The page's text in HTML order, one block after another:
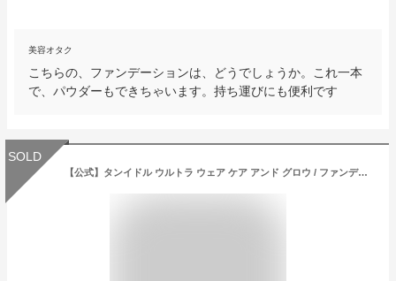
美容オタク
こちらの、ファンデーションは、どうでしょうか。これ一本
で、パウダーもできちゃいます。持ち運びにも便利です
SOLD
【公式】タンイドル ウルトラ ウェア ケア アンド グロウ / ファンデーション / ランコム lancome 正規品 リキッドファンデーション ツヤ 保湿 ウルトラファンデ プレゼント 誕生日 バレンタイン 彼女 母 化粧品 コスメ メイク デパコス ギフト 高級 クリスマス